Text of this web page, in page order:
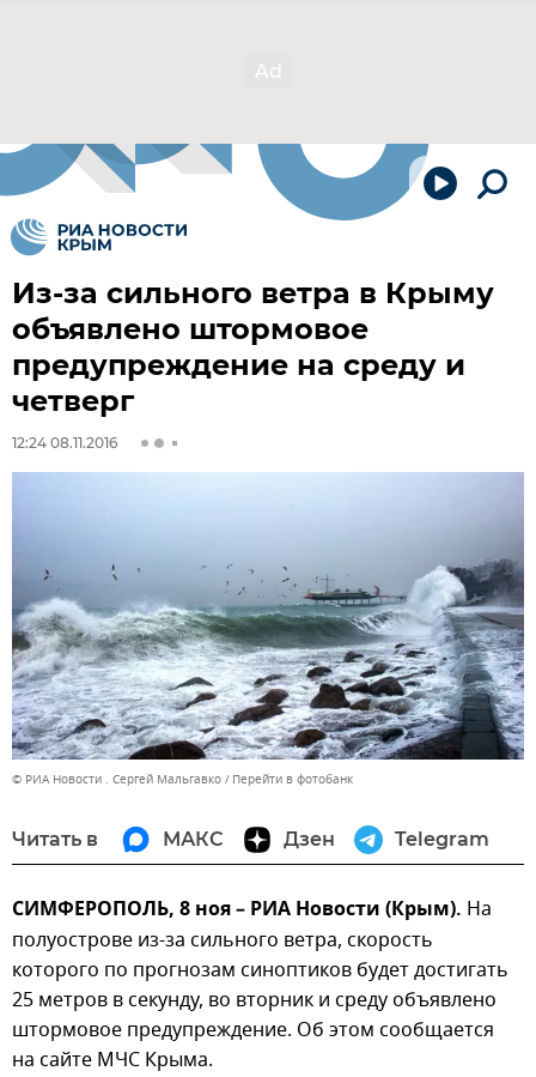
Из-за сильного ветра в Крыму
объявлено штормовое
предупреждение на среду и
четверг
12:24 08.11.2016
© РИА Новости . Сергей Мальгавко Перейти в фотобанк
Читать в МАКС Дзен Telegram
СИМФЕРОПОЛЬ, 8 ноя – РИА Новости (Крым). На
полуострове из-за сильного ветра, скорость
которого по прогнозам синоптиков будет достигать
25 метров в секунду, во вторник и среду объявлено
штормовое предупреждение. Об этом сообщается
на сайте МЧС Крыма.